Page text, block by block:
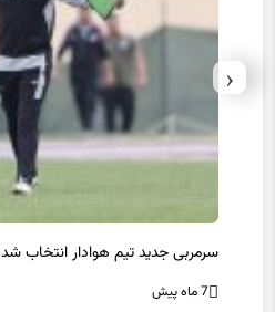
سرمربی جدید تیم هوادار انتخاب شد
7 ماه پیش
‹